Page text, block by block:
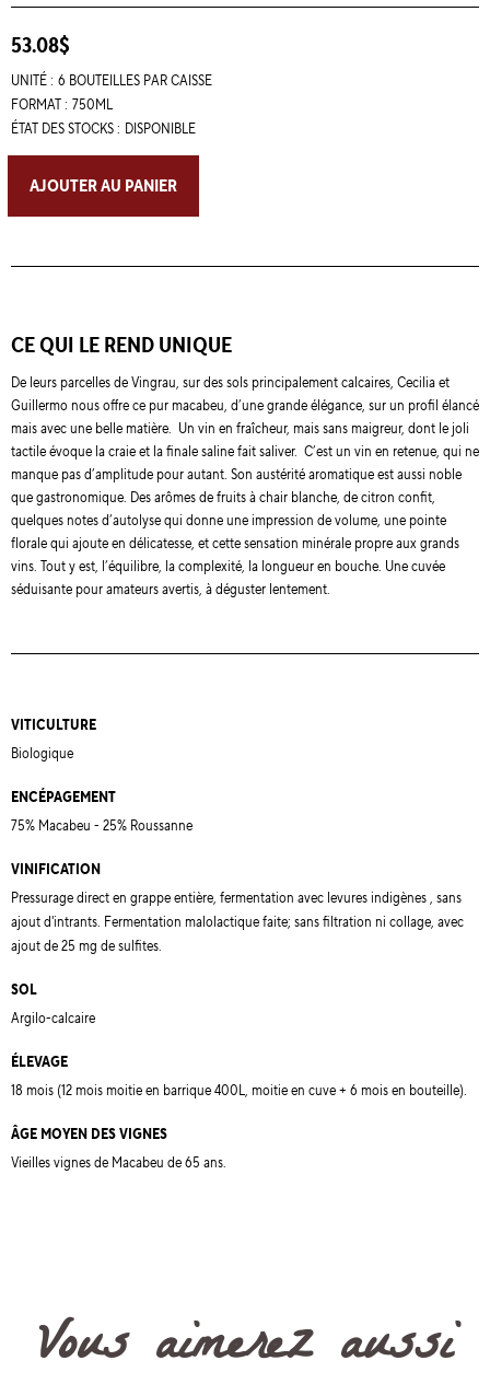
53.08$
UNITÉ : 6 BOUTEILLES PAR CAISSE
FORMAT : 750ML
ÉTAT DES STOCKS : DISPONIBLE
AJOUTER AU PANIER
CE QUI LE REND UNIQUE
De leurs parcelles de Vingrau, sur des sols principalement calcaires, Cecilia et
Guillermo nous offre ce pur macabeu, d’une grande élégance, sur un profil élancé
mais avec une belle matière. Un vin en fraîcheur, mais sans maigreur, dont le joli
tactile évoque la craie et la finale saline fait saliver. C’est un vin en retenue, qui ne
manque pas d’amplitude pour autant. Son austérité aromatique est aussi noble
que gastronomique. Des arômes de fruits à chair blanche, de citron confit,
quelques notes d’autolyse qui donne une impression de volume, une pointe
florale qui ajoute en délicatesse, et cette sensation minérale propre aux grands
vins. Tout y est, l’équilibre, la complexité, la longueur en bouche. Une cuvée
séduisante pour amateurs avertis, à déguster lentement.
VITICULTURE
Biologique
ENCÉPAGEMENT
75% Macabeu - 25% Roussanne
VINIFICATION
Pressurage direct en grappe entière, fermentation avec levures indigènes , sans
ajout d'intrants. Fermentation malolactique faite; sans filtration ni collage, avec
ajout de 25 mg de sulfites.
SOL
Argilo-calcaire
ÉLEVAGE
18 mois (12 mois moitie en barrique 400L, moitie en cuve + 6 mois en bouteille).
ÂGE MOYEN DES VIGNES
Vieilles vignes de Macabeu de 65 ans.
Vous aimerez aussi